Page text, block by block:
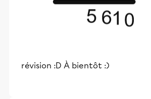
révision :D À bientôt :)